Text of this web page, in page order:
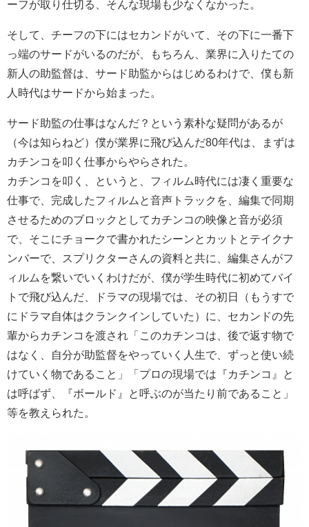
ーフが取り仕切る、そんな現場も少なくなかった。
そして、チーフの下にはセカンドがいて、その下に一番下
っ端のサードがいるのだが、もちろん、業界に入りたての
新人の助監督は、サード助監からはじめるわけで、僕も新
人時代はサードから始まった。
サード助監の仕事はなんだ？という素朴な疑問があるが
（今は知らねど）僕が業界に飛び込んだ80年代は、まずは
カチンコを叩く仕事からやらされた。
カチンコを叩く、というと、フィルム時代には凄く重要な
仕事で、完成したフィルムと音声トラックを、編集で同期
させるためのブロックとしてカチンコの映像と音が必須
で、そこにチョークで書かれたシーンとカットとテイクナ
ンバーで、スプリクターさんの資料と共に、編集さんがフ
ィルムを繋いでいくわけだが、僕が学生時代に初めてバイ
トで飛び込んだ、ドラマの現場では、その初日（もうすで
にドラマ自体はクランクインしていた）に、セカンドの先
輩からカチンコを渡され「このカチンコは、後で返す物で
はなく、自分が助監督をやっていく人生で、ずっと使い続
けていく物であること」「プロの現場では『カチンコ』と
は呼ばず、『ボールド』と呼ぶのが当たり前であること」
等を教えられた。